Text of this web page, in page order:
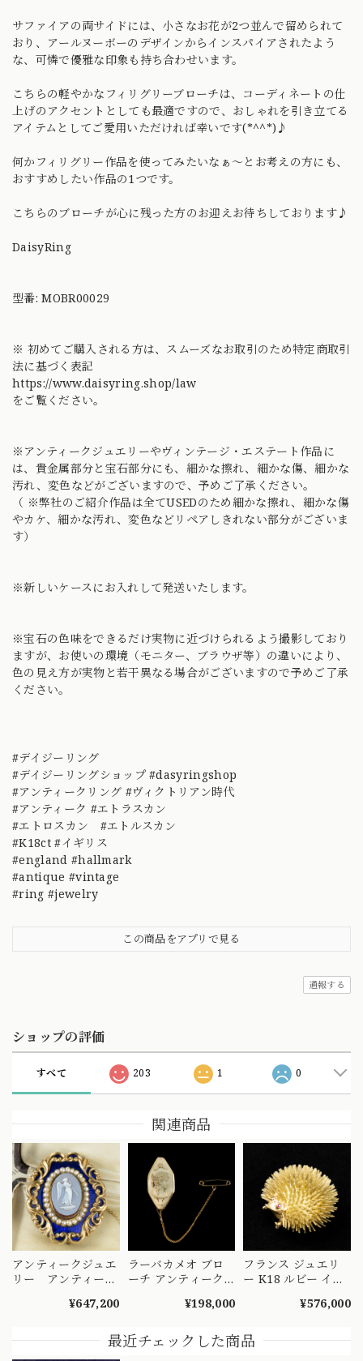
サファイアの両サイドには、小さなお花が2つ並んで留められて
おり、アールヌーボーのデザインからインスパイアされたよう
な、可憐で優雅な印象も持ち合わせいます。
こちらの軽やかなフィリグリーブローチは、コーディネートの仕
上げのアクセントとしても最適ですので、おしゃれを引き立てる
アイテムとしてご愛用いただければ幸いです(*^^*)♪
何かフィリグリー作品を使ってみたいなぁ〜とお考えの方にも、
おすすめしたい作品の1つです。
こちらのブローチが心に残った方のお迎えお待ちしております♪
DaisyRing
型番: MOBR00029
※ 初めてご購入される方は、スムーズなお取引のため特定商取引
法に基づく表記
https://www.daisyring.shop/law
をご覧ください。
※アンティークジュエリーやヴィンテージ・エステート作品に
は、貴金属部分と宝石部分にも、細かな擦れ、細かな傷、細かな
汚れ、変色などがございますので、予めご了承ください。
（ ※弊社のご紹介作品は全てUSEDのため細かな擦れ、細かな傷
やカケ、細かな汚れ、変色などリペアしきれない部分がございま
す）
※新しいケースにお入れして発送いたします。
※宝石の色味をできるだけ実物に近づけられるよう撮影しており
ますが、お使いの環境（モニター、ブラウザ等）の違いにより、
色の見え方が実物と若干異なる場合がございますので予めご了承
ください。
#デイジーリング
#デイジーリングショップ #dasyringshop
#アンティークリング #ヴィクトリアン時代
#アンティーク #エトラスカン
#エトロスカン #エトルスカン
#K18ct #イギリス
#england #hallmark
#antique #vintage
#ring #jewelry
この商品をアプリで見る
通報する
ショップの評価
すべて 203 1 0
関連商品
アンティークジュエ
リー アンティーク
28.0g 昔の職人の技
術が詰まった美しい
¥647,200
ラーバカメオ ブロ
ーチ アンティーク
岩に彫られた女性横
¥198,000
フランス ジュエリ
ー K18 ルビー イー
ズミ ヘッジフォッ
フ ブローチ
MOBR00038
¥576,000
最近チェックした商品